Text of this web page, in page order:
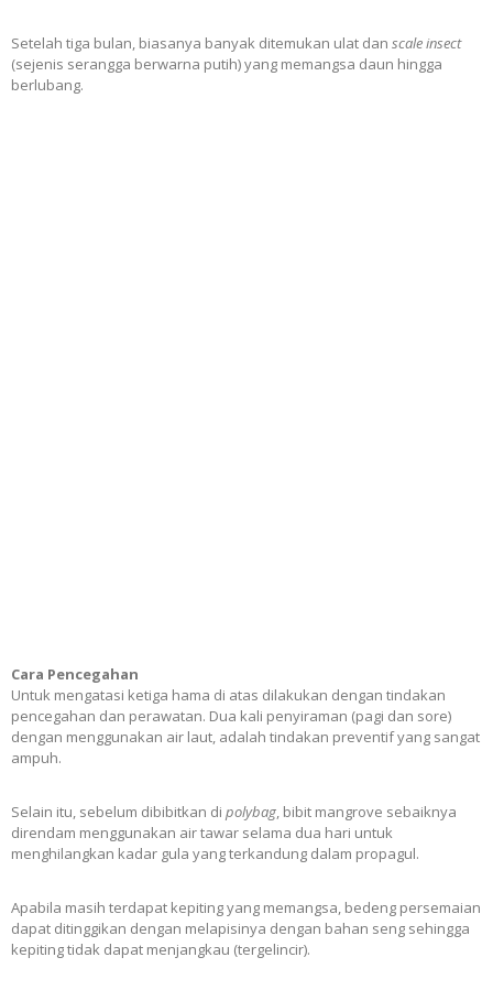
Setelah tiga bulan, biasanya banyak ditemukan ulat dan scale insect
(sejenis serangga berwarna putih) yang memangsa daun hingga
berlubang.
Cara Pencegahan
Untuk mengatasi ketiga hama di atas dilakukan dengan tindakan
pencegahan dan perawatan. Dua kali penyiraman (pagi dan sore)
dengan menggunakan air laut, adalah tindakan preventif yang sangat
ampuh.
Selain itu, sebelum dibibitkan di polybag, bibit mangrove sebaiknya
direndam menggunakan air tawar selama dua hari untuk
menghilangkan kadar gula yang terkandung dalam propagul.
Apabila masih terdapat kepiting yang memangsa, bedeng persemaian
dapat ditinggikan dengan melapisinya dengan bahan seng sehingga
kepiting tidak dapat menjangkau (tergelincir).